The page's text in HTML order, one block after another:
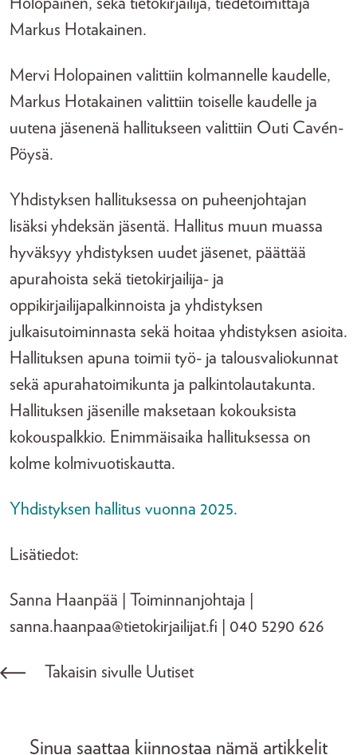
Markus Hotakainen.
Mervi Holopainen valittiin kolmannelle kaudelle,
Markus Hotakainen valittiin toiselle kaudelle ja
uutena jäsenenä hallitukseen valittiin Outi Cavén-
Pöysä.
Yhdistyksen hallituksessa on puheenjohtajan
lisäksi yhdeksän jäsentä. Hallitus muun muassa
hyväksyy yhdistyksen uudet jäsenet, päättää
apurahoista sekä tietokirjailija- ja
oppikirjailijapalkinnoista ja yhdistyksen
julkaisutoiminnasta sekä hoitaa yhdistyksen asioita.
Hallituksen apuna toimii työ- ja talousvaliokunnat
sekä apurahatoimikunta ja palkintolautakunta.
Hallituksen jäsenille maksetaan kokouksista
kokouspalkkio. Enimmäisaika hallituksessa on
kolme kolmivuotiskautta.
Yhdistyksen hallitus vuonna 2025.
Lisätiedot:
Sanna Haanpää | Toiminnanjohtaja |
sanna.haanpaa@tietokirjailijat.fi | 040 5290 626
Takaisin sivulle Uutiset
Sinua saattaa kiinnostaa nämä artikkelit